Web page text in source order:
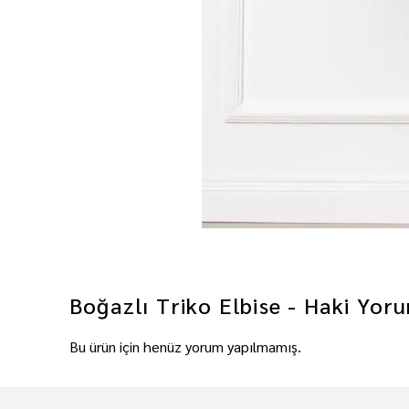
Boğazlı Triko Elbise - Haki
Bu ürün için henüz yorum yapılmamış.